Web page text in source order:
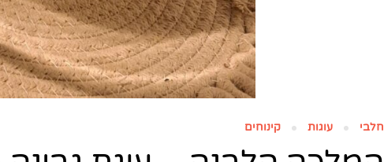
חלבי עוגות קינוחים